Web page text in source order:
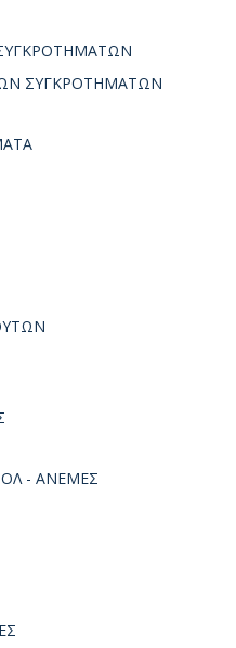
ΣΥΓΚΡΟΤΗΜΑΤΩΝ
ΣΥΓΚΡΟΤΗΜΑΤΩΝ
- ΑΝΕΜΕΣ